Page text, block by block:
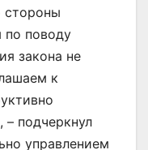
стороны
по поводу
закона не
к
– подчеркнул
управлением